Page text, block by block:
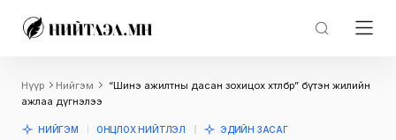
Нүүр Нийгэм
“Шинэ ажилтны дасан зохицох хөтөлбөр” бүтэн жилийн
ажлаа дүгнэлээ
НИЙГЭМ ОНЦЛОХ НИЙТЛЭЛ ЭДИЙН ЗАСАГ